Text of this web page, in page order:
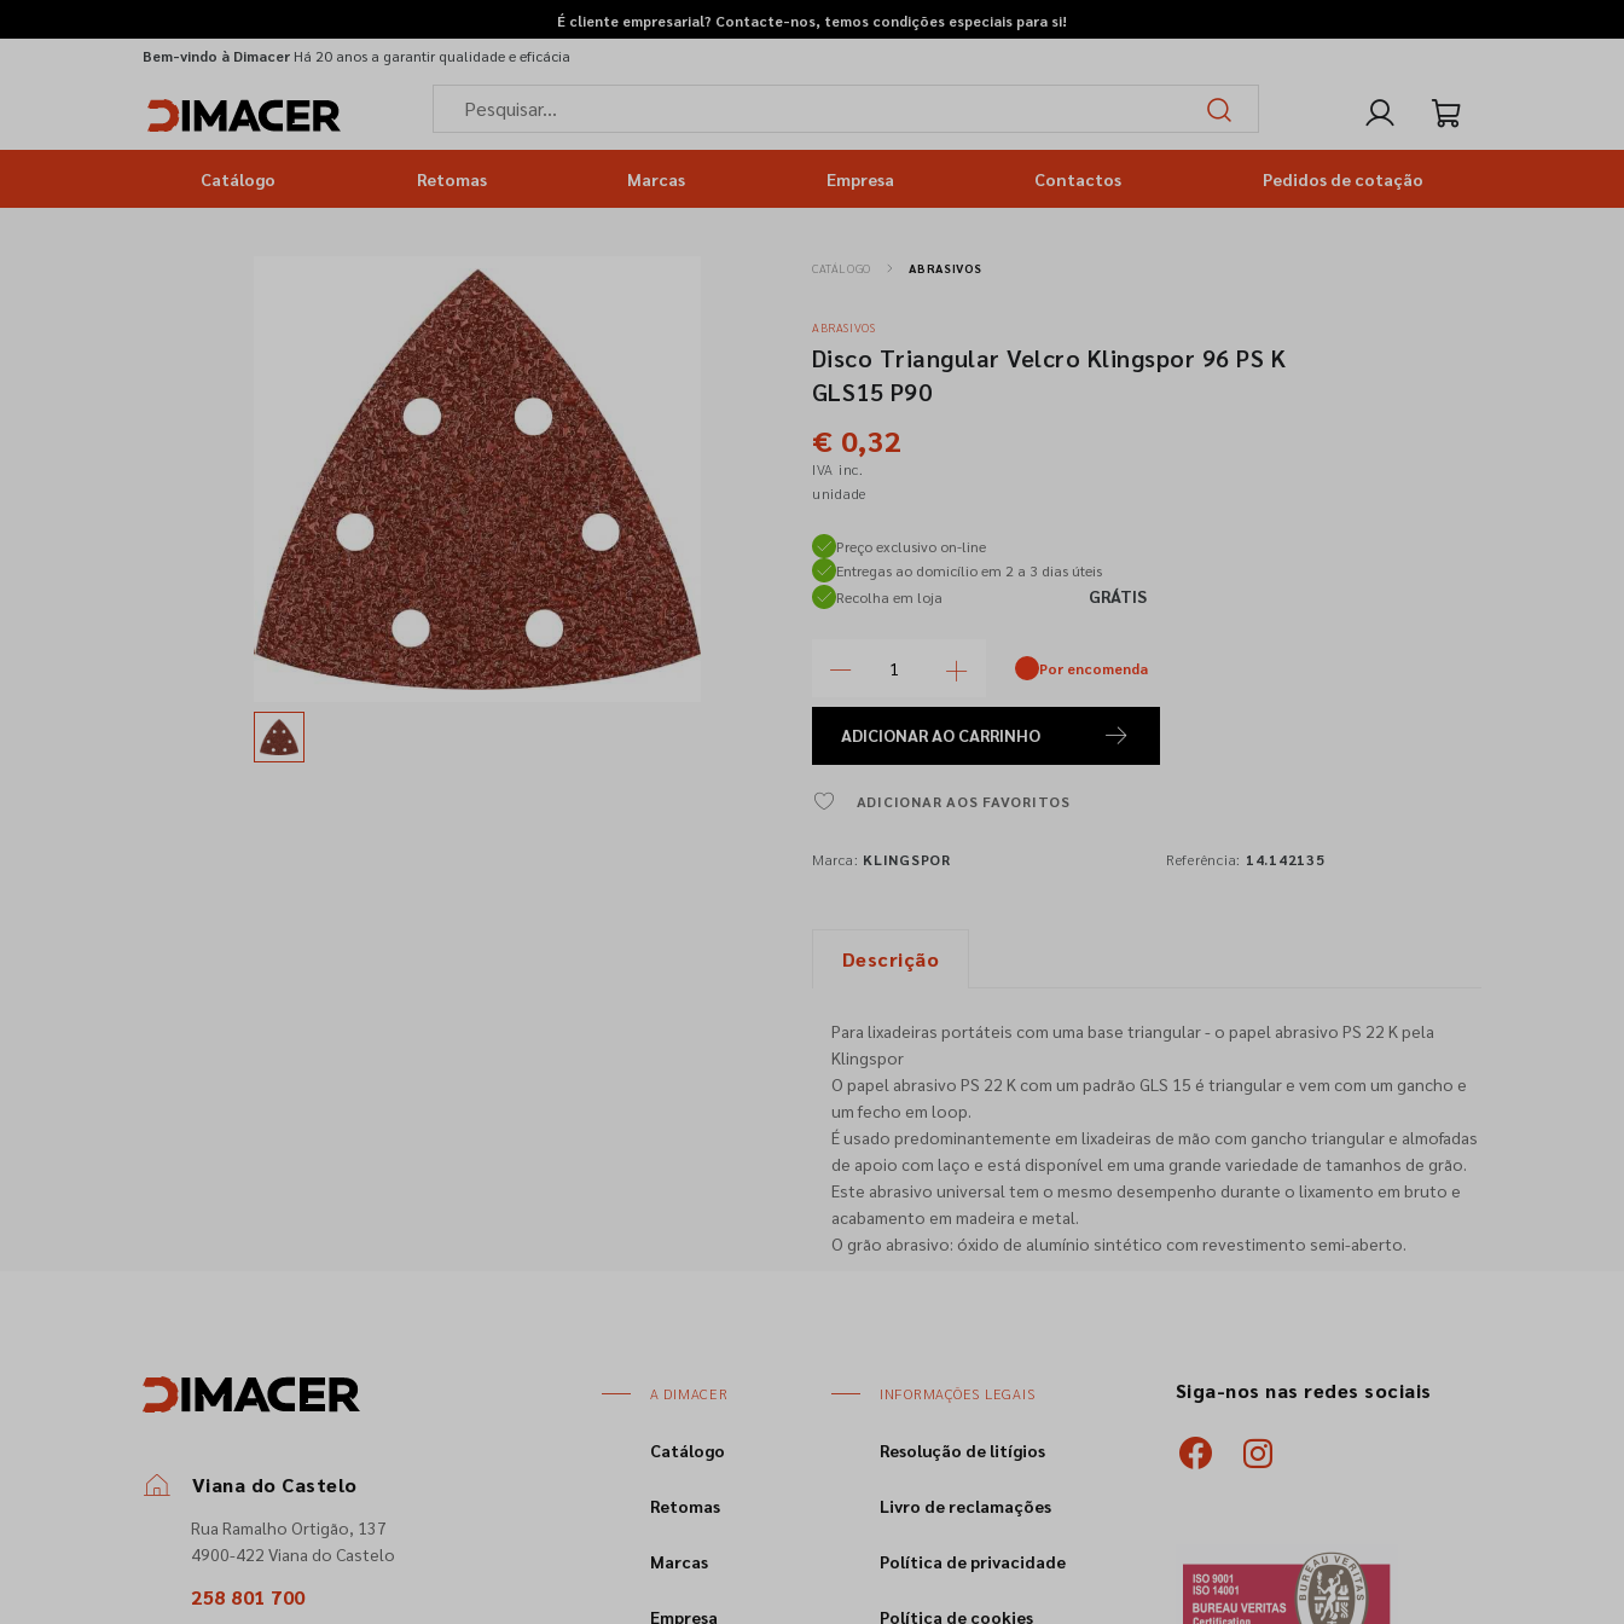
É cliente empresarial? Contacte-nos, temos condições especiais para si!
Bem-vindo à Dimacer Há 20 anos a garantir qualidade e eficácia
Catálogo Retomas Marcas Empresa Contactos Pedidos de cotação
CATÁLOGO ABRASIVOS
ABRASIVOS
Disco Triangular Velcro Klingspor 96 PS K
GLS15 P90
€ 0,32
IVA inc.
unidade
Preço exclusivo on-line
Entregas ao domicílio em 2 a 3 dias úteis
Recolha em loja
GRÁTIS
Por encomenda
ADICIONARAO CARRINHO
ADICIONAR AOS FAVORITOS
Marca: KLINGSPOR Referência: 14.142135
Descrição
Para lixadeiras portáteis com uma base triangular - o papel abrasivo PS 22 K pela
Klingspor
O papel abrasivo PS 22 K com um padrão GLS 15 é triangular e vem com um gancho e
um fecho em loop.
É usado predominantemente em lixadeiras de mão com gancho triangular e almofadas
de apoio com laço e está disponível em uma grande variedade de tamanhos de grão.
Este abrasivo universal tem o mesmo desempenho durante o lixamento em bruto e
acabamento em madeira e metal.
O grão abrasivo: óxido de alumínio sintético com revestimento semi-aberto.
Viana do Castelo
Rua Ramalho Ortigão, 137
4900-422 Viana do Castelo
258 801 700
A DIMACER
Catálogo
Retomas
Marcas
Empresa
INFORMAÇÕES LEGAIS
Resolução de litígios
Livro de reclamações
Política de privacidade
Política de cookies
Siga-nos nas redes sociais